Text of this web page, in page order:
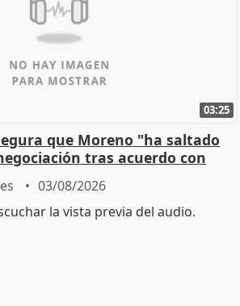
03:25
que Moreno "ha saltado
tras acuerdo con
03/08/2026